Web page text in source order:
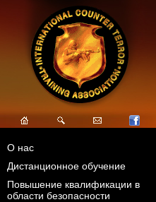
О нас
Дистанционное обучение
Повышение квалификации в
области безопасности